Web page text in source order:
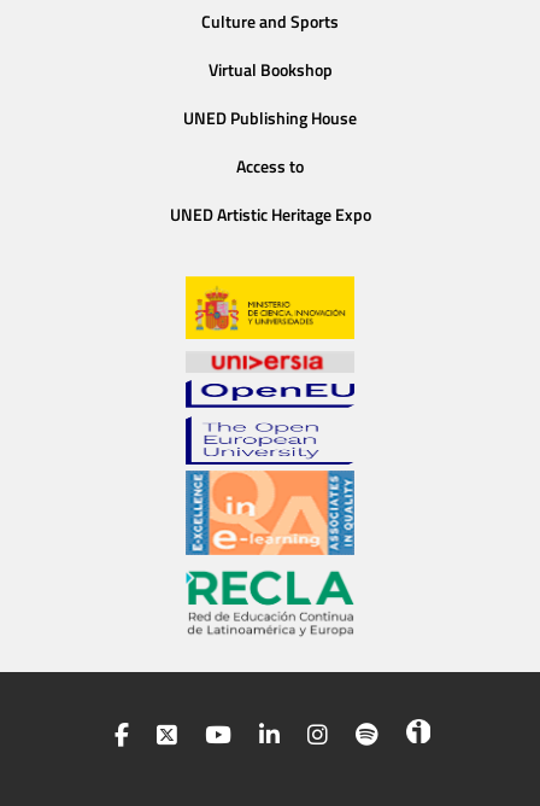
Culture and Sports
Virtual Bookshop
UNED Publishing House
Access to
UNED Artistic Heritage Expo